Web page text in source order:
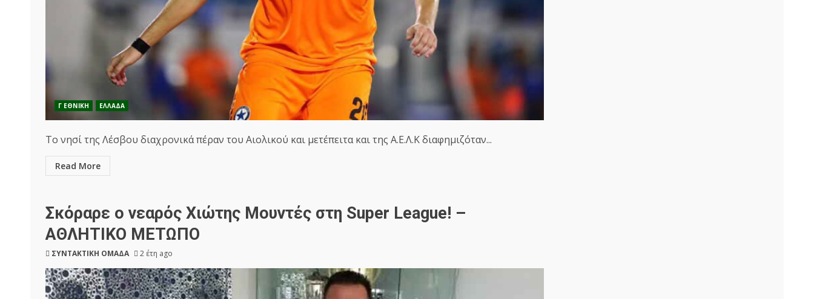
Γ ΕΘΝΙΚΗ ΕΛΛΑΔΑ
Το νησί της Λέσβου διαχρονικά πέραν του Αιολικού και μετέπειτα και της Α.Ε.Λ.Κ διαφημιζόταν...
Read More
Σκόραρε ο νεαρός Χιώτης Μουντές στη Super League! –
ΑΘΛΗΤΙΚΟ ΜΕΤΩΠΟ
ΣΥΝΤΑΚΤΙΚΗ ΟΜΑΔΑ 2 έτη ago